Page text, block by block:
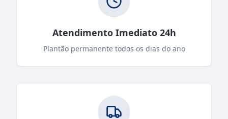
Atendimento Imediato 24h
Plantão permanente todos os dias do ano